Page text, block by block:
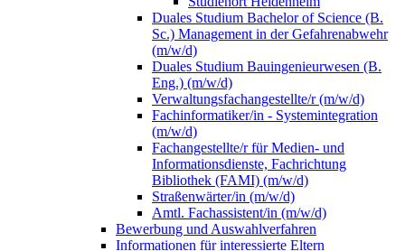
Duales Studium Bachelor of Science (B.
Sc.) Management in der Gefahrenabwehr
(m/w/d)
Duales Studium Bauingenieurwesen (B.
Eng.) (m/w/d)
Verwaltungsfachangestellte/r (m/w/d)
Fachinformatiker/in - Systemintegration
(m/w/d)
Fachangestellte/r für Medien- und
Informationsdienste, Fachrichtung
Bibliothek (FAMI) (m/w/d)
Straßenwärter/in (m/w/d)
Amtl. Fachassistent/in (m/w/d)
Bewerbung und Auswahlverfahren
Informationen für interessierte Eltern